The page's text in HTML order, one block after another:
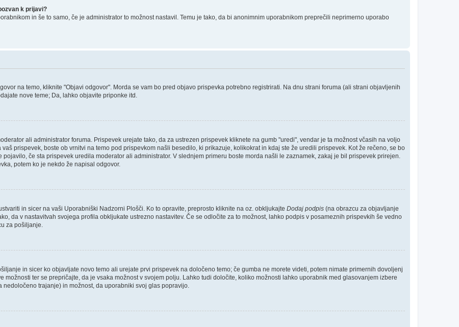
k prijavi?
in še to samo, če je administrator to možnost nastavil. Temu je tako, da bi anonimnim uporabnikom preprečili neprimerno uporabo
na temo, kliknite "Objavi odgovor". Morda se vam bo pred objavo prispevka potrebno registrirati. Na dnu strani foruma (ali strani objavljenih
nove teme; Da, lahko objavite priponke itd.
ali administrator foruma. Prispevek urejate tako, da za ustrezen prispevek kliknete na gumb "uredi", vendar je ta možnost včasih na voljo
prispevek, boste ob vrnitvi na temo pod prispevkom našli besedilo, ki prikazuje, kolikokrat in kdaj ste že uredili prispevek. Kot že rečeno, se bo
če sta prispevek uredila moderator ali administrator. V slednjem primeru boste morda našli le zaznamek, zakaj je bil prispevek prirejen.
potem ko je nekdo že napisal odgovor.
in sicer na vaši Uporabniški Nadzorni Plošči. Ko to opravite, preprosto kliknite na oz. obkljukajte Dodaj podpis (na obrazcu za objavljanje
da v nastavitvah svojega profila obkljukate ustrezno nastavitev. Če se odločite za to možnost, lahko podpis v posameznih prispevkih še vedno
za pošiljanje.
in sicer ko objavljate novo temo ali urejate prvi prispevek na določeno temo; če gumba ne morete videti, potem nimate primernih dovoljenj
možnosti ter se prepričajte, da je vsaka možnost v svojem polju. Lahko tudi določite, koliko možnosti lahko uporabnik med glasovanjem izbere
trajanje) in možnost, da uporabniki svoj glas popravijo.